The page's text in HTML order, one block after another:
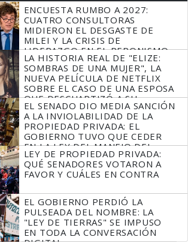
ENCUESTA RUMBO A 2027:
CUATRO CONSULTORAS
MIDIERON EL DESGASTE DE
MILEI Y LA CRISIS DE
LIDERAZGO EN EL PERONISMO
LA HISTORIA REAL DE "ELIZE:
SOMBRAS DE UNA MUJER", LA
NUEVA PELÍCULA DE NETFLIX
SOBRE EL CASO DE UNA ESPOSA
QUE DESCUARTIZÓ A SU
MARIDO
EL SENADO DIO MEDIA SANCIÓN
A LA INVIOLABILIDAD DE LA
PROPIEDAD PRIVADA: EL
GOBIERNO TUVO QUE CEDER
EN LA LEY DEL MANEJO DEL
FUEGO
LEY DE PROPIEDAD PRIVADA:
QUÉ SENADORES VOTARON A
FAVOR Y CUÁLES EN CONTRA
EL GOBIERNO PERDIÓ LA
PULSEADA DEL NOMBRE: LA
"LEY DE TIERRAS" SE IMPUSO
EN TODA LA CONVERSACIÓN
DIGITAL